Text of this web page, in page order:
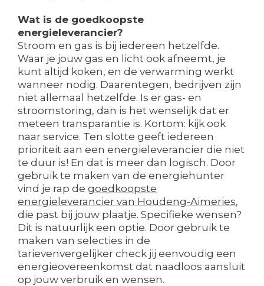
Wat is de goedkoopste
energieleverancier?
Stroom en gas is bij iedereen hetzelfde.
Waar je jouw gas en licht ook afneemt, je
kunt altijd koken, en de verwarming werkt
wanneer nodig. Daarentegen, bedrijven zijn
niet allemaal hetzelfde. Is er gas- en
stroomstoring, dan is het wenselijk dat er
meteen transparantie is. Kortom: kijk ook
naar service. Ten slotte geeft iedereen
prioriteit aan een energieleverancier die niet
te duur is! En dat is meer dan logisch. Door
gebruik te maken van de energiehunter
vind je rap de goedkoopste
energieleverancier van Houdeng-Aimeries,
die past bij jouw plaatje. Specifieke wensen?
Dit is natuurlijk een optie. Door gebruik te
maken van selecties in de
tarievenvergelijker check jij eenvoudig een
energieovereenkomst dat naadloos aansluit
op jouw verbruik en wensen.